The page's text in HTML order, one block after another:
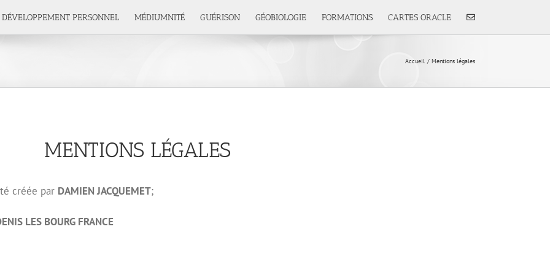
DÉVELOPPEMENT PERSONNEL MÉDIUMNITÉ GUÉRISON GÉOBIOLOGIE FORMATIONS CARTES ORACLE
Accueil Mentions légales
MENTIONS LÉGALES
créée par DAMIEN JACQUEMET;
LES BOURG FRANCE